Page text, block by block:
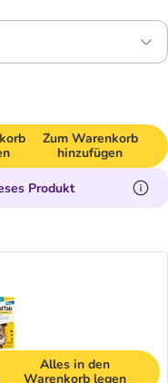
Zum Warenkorb
hinzufügen
Produkt
Alles in den
Warenkorb legen